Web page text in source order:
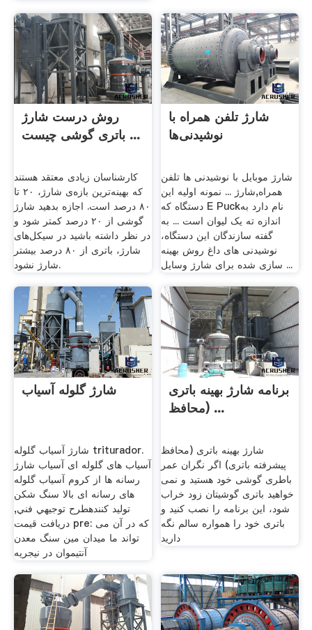
روش درست شارژ
باتری گوشی چیست ...
کارشناسان زیادی معتقد هستند
که بهینه‌ترین بازه‌ی شارژ، ۲۰ تا
۸۰ درصد است. اجازه بدهید شارژ
گوشی از ۲۰ درصد کمتر شود و
در نظر داشته باشید در سیکل‌های
شارژ، باتری از ۸۰ درصد بیشتر
شارژ نشود.
شارژ تلفن همراه با
نوشیدنی‌ها
شارژ موبایل با نوشیدنی ها تلفن
همراه,شارژ ... نمونه اولیه این
دستگاه که E Puckنام دارد به
اندازه ته یک لیوان است ... به
گفته سازندگان این دستگاه،
نوشیدنی های داغ روش بهینه
سازی شده برای شارژ وسایل ...
شارژ گلوله آسیاب
شارژ آسیاب گلوله triturador.
آسیاب های گلوله ای آسیاب شارژ
رسانه ها از کروم آسیاب گلوله
های رسانه ای بالا سنگ شکن
تولید کنندهطرح توجيهي فني,
دریافت قیمت pre: که در آن می
تواند ما میدان مین سنگ معدن
آنتیموان در نیجریه
برنامه شارژ بهینه باتری
(محافظ ...
شارژ بهینه باتری (محافظ
پیشرفته باتری) اگر نگران عمر
باطری گوشی خود هستید و نمی
خواهید باتری گوشیتان زود خراب
شود، این برنامه را نصب کنید و
باتری خود را همواره سالم نگه
دارید